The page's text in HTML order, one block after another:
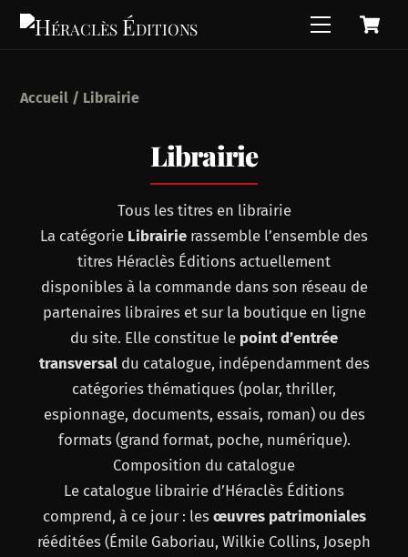
Skip
Menu
Accueil / Librairie
Librairie
Tous les titres en librairie
La catégorie Librairie rassemble l’ensemble des
titres Héraclès Éditions actuellement
disponibles à la commande dans son réseau de
partenaires libraires et sur la boutique en ligne
du site. Elle constitue le point d’entrée
transversaldu catalogue, indépendamment des
catégories thématiques (polar, thriller,
espionnage, documents, essais, roman) ou des
formats (grand format, poche, numérique).
Composition du catalogue
Le catalogue librairie d’Héraclès Éditions
comprend, à ce jour : les œuvres patrimoniales
rééditées (Émile Gaboriau, Wilkie Collins, Joseph